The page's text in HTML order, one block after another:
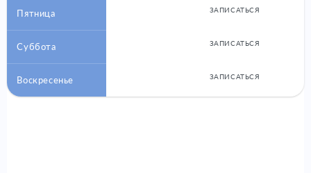
Пятница ЗАПИСАТЬСЯ
Суббота ЗАПИСАТЬСЯ
Воскресенье ЗАПИСАТЬСЯ